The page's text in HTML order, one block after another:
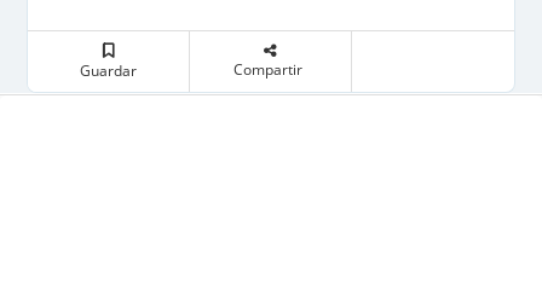
Guardar Compartir